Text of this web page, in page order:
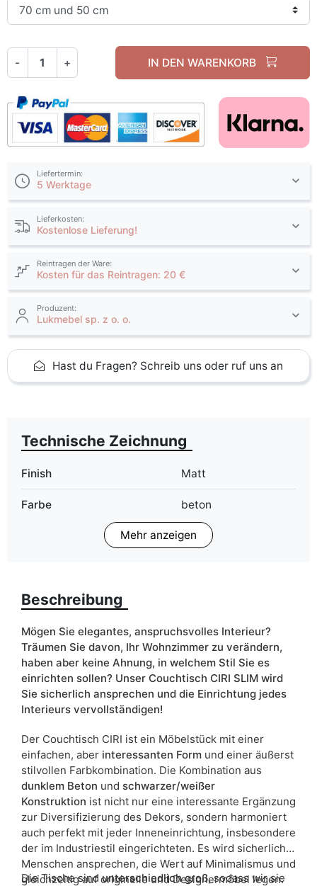
- + IN DEN WARENKORB
Liefertermin:
5 Werktage
Lieferkosten:
Kostenlose Lieferung!
Reintragen der Ware:
Kosten für das Reintragen: 20 €
Produzent:
Lukmebel sp. z o. o.
Hast du Fragen? Schreib uns oder ruf uns an
Technische Zeichnung
Finish Matt
Farbe
beton
schwarz
weiß
Liefertermin:
Materialeigenschaften sind Maßabweichungen von +/- 2–3 cm
möglich.
Mehr anzeigen
Beschreibung
Mögen Sie elegantes, anspruchsvolles Interieur?
Träumen Sie davon, Ihr Wohnzimmer zu verändern,
haben aber keine Ahnung, in welchem ​​Stil Sie es
einrichten sollen? Unser Couchtisch CIRI SLIM wird
Sie sicherlich ansprechen und die Einrichtung jedes
Interieurs vervollständigen!
Der Couchtisch CIRI ist ein Möbelstück mit einer
einfachen, aber interessanten Form und einer äußerst
stilvollen Farbkombination. Die Kombination aus
dunklem Beton und schwarzer/weißer
Konstruktion ist nicht nur eine interessante Ergänzung
zur Diversifizierung des Dekors, sondern harmoniert
auch perfekt mit jeder Inneneinrichtung, insbesondere
der im Industriestil eingerichteten. Es wird sicherlich
Menschen ansprechen, die Wert auf Minimalismus und
gleichzeitig auf originelle und Designermöbel legen.
Die Tische sindunterschiedlich groß, sodass wir sie